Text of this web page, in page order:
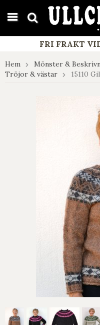
google-site-verification:
FRI FRAKT
Hem Mönster &
Tröjor & västar
15110